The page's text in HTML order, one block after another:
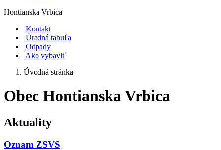
Hontianska Vrbica
Kontakt
Úradná tabuľa
Odpady
Ako vybaviť
Úvodná stránka
Obec Hontianska Vrbica
Aktuality
Oznam ZSVS